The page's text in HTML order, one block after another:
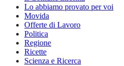
Lo abbiamo provato per voi
Movida
Offerte di Lavoro
Politica
Regione
Ricette
Scienza e Ricerca